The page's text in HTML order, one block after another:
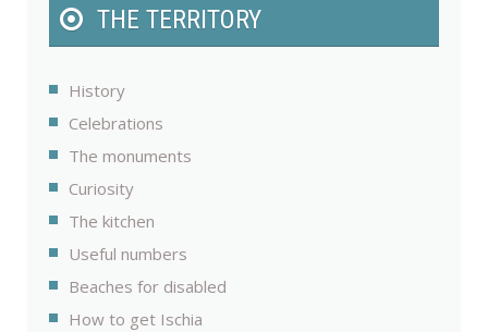
THE TERRITORY
History
Celebrations
The monuments
Curiosity
The kitchen
Useful numbers
Beaches for disabled
How to get Ischia